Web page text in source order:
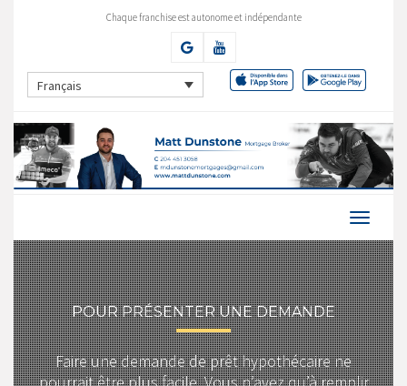
Chaque franchise est autonome et indépendante
Français
POUR PRÉSENTER UNE DEMANDE
Faire une demande de prêt hypothécaire ne
pourrait être plus facile. Vous n’avez qu’à remplir